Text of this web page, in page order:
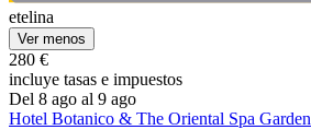
etelina
Ver menos
280 €
incluye tasas e impuestos
Del 8 ago al 9 ago
Hotel Botanico & The Oriental Spa Garden